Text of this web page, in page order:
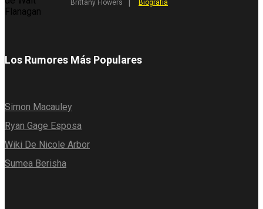
Brittany Flowers Biografía
Los Rumores Más Populares
Simon Macauley
Ryan Gage Esposa
Wiki De Nicole Arbor
Sumea Berisha